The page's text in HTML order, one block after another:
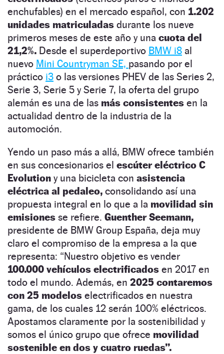
enchufables) en el mercado español, con 1.202
unidades matriculadas durante los nueve
primeros meses de este año y una cuota del
21,2%. Desde el superdeportivo BMW i8 al
nuevo Mini Countryman SE, pasando por el
práctico i3 o las versiones PHEV de las Series 2,
Serie 3, Serie 5 y Serie 7, la oferta del grupo
alemán es una de las más consistentes en la
actualidad dentro de la industria de la
automoción.
Yendo un paso más a allá, BMW ofrece también
en sus concesionarios el escúter eléctrico C
Evolution y una bicicleta con asistencia
eléctrica al pedaleo, consolidando así una
propuesta integral en lo que a la movilidad sin
emisiones se refiere. Guenther Seemann,
presidente de BMW Group España, deja muy
claro el compromiso de la empresa a la que
representa: “Nuestro objetivo es vender
100.000 vehículos electrificados en 2017 en
todo el mundo. Además, en 2025 contaremos
con 25 modelos electrificados en nuestra
gama, de los cuales 12 serán 100% eléctricos.
Apostamos claramente por la sostenibilidad y
somos el único grupo que ofrece movilidad
sostenible en dos y cuatro ruedas”.